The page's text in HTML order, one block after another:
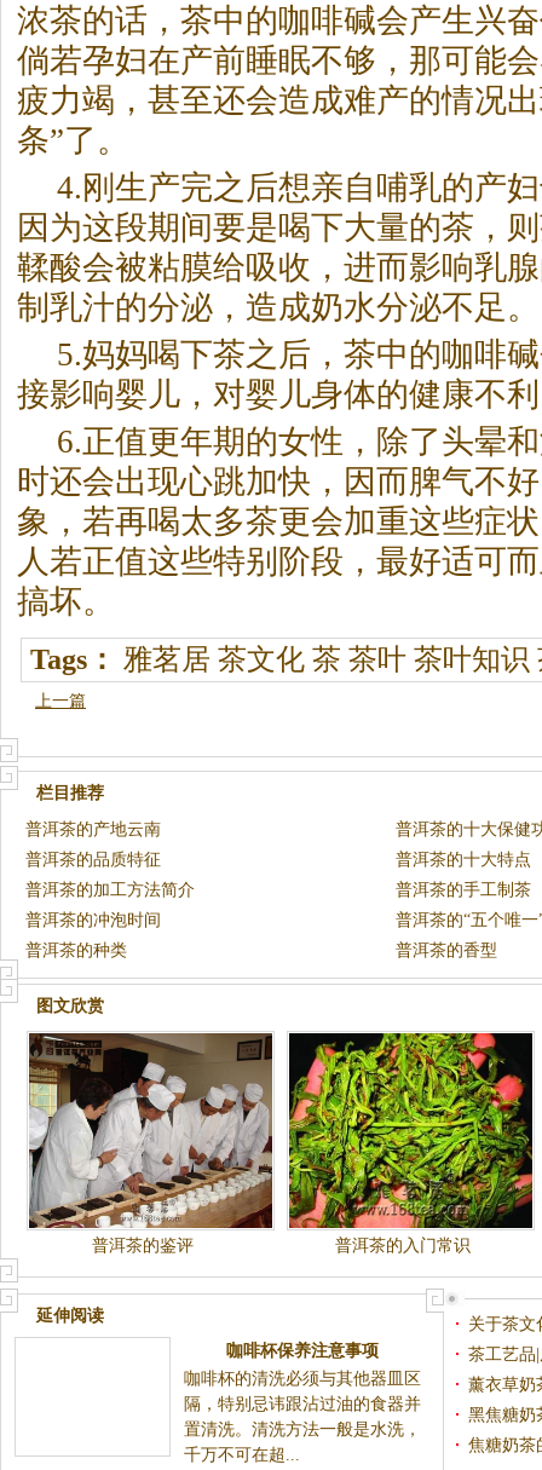
浓茶的话，茶中的咖啡碱会产生兴
倘若孕妇在产前睡眠不够，那可能
疲力竭，甚至还会造成难产的情况
条”了。
4.刚生产完之后想亲自哺乳的产
因为这段期间要是喝下大量的茶，
鞣酸会被粘膜给吸收，进而影响乳
制乳汁的分泌，造成奶水分泌不足。
5.妈妈喝下茶之后，茶中的咖啡
接影响婴儿，对婴儿身体的健康不
6.正值更年期的女性，除了头晕
时还会出现心跳加快，因而脾气不
象，若再喝太多茶更会加重这些症
人若正值这些特别阶段，最好适可
搞坏。
Tags： 雅茗居 茶文化 茶 茶叶 茶叶知识
上一篇
栏目推荐
普洱茶的产地云南
普洱茶的十大保健
普洱茶的品质特征
普洱茶的十大特点
普洱茶的加工方法简介
普洱茶的手工制茶
普洱茶的冲泡时间
普洱茶的“五个唯一
普洱茶的种类
普洱茶的香型
图文欣赏
普洱茶的鉴评 普洱茶的入门常识
延伸阅读
咖啡杯保养注意事项
咖啡杯的清洗必须与其他器皿区隔，特别忌讳跟沾过油
的食器并置清洗。清洗方法一般是水洗，千万不可在
超...
关于茶文
茶工艺品
薰衣草奶
黑焦糖
焦糖奶茶